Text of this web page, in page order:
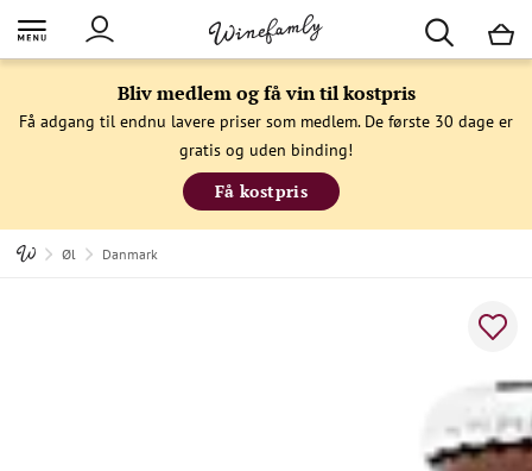
Bliv medlem og få vin til kostpris
Få adgang til endnu lavere priser som medlem. De første 30 dage er
gratis og uden binding!
Få kostpris
Øl Danmark